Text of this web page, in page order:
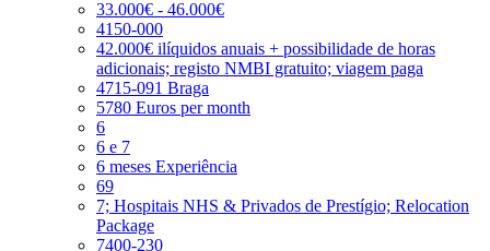
33.000€ - 46.000€
4150-000
42.000€ ilíquidos anuais + possibilidade de horas
adicionais; registo NMBI gratuito; viagem paga
4715-091 Braga
5780 Euros per month
6
6 e 7
6 meses Experiência
69
7; Hospitais NHS & Privados de Prestígio; Relocation
Package
7400-230